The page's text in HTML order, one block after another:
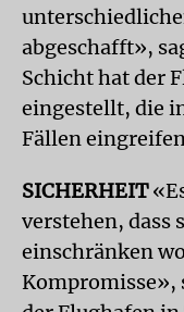
abgeschafft»,
Schicht hat der
eingestellt, die
Fällen
SICHERHEIT
verstehen, dass
einschränken
Kompromisse»,